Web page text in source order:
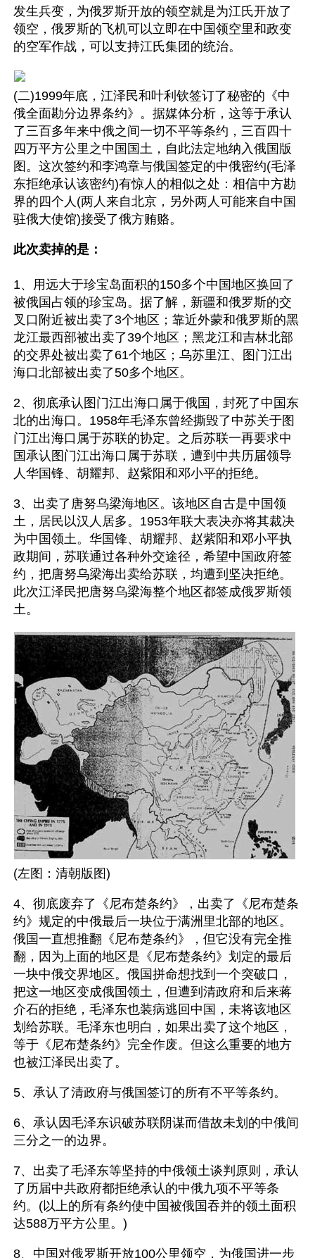
发生兵变，为俄罗斯开放的领空就是为江氏开放了
领空，俄罗斯的飞机可以立即在中国领空里和政变
的空军作战，可以支持江氏集团的统治。
(二)1999年底，江泽民和叶利钦签订了秘密的《中
俄全面勘分边界条约》。据媒体分析，这等于承认
了三百多年来中俄之间一切不平等条约，三百四十
四万平方公里之中国国土，自此法定地纳入俄国版
图。这次签约和李鸿章与俄国签定的中俄密约(毛泽
东拒绝承认该密约)有惊人的相似之处：相信中方勘
界的四个人(两人来自北京，另外两人可能来自中国
驻俄大使馆)接受了俄方贿赂。
此次卖掉的是：
1、用远大于珍宝岛面积的150多个中国地区换回了
被俄国占领的珍宝岛。据了解，新疆和俄罗斯的交
叉口附近被出卖了3个地区；靠近外蒙和俄罗斯的黑
龙江最西部被出卖了39个地区；黑龙江和吉林北部
的交界处被出卖了61个地区；乌苏里江、图门江出
海口北部被出卖了50多个地区。
2、彻底承认图门江出海口属于俄国，封死了中国东
北的出海口。1958年毛泽东曾经撕毁了中苏关于图
门江出海口属于苏联的协定。之后苏联一再要求中
国承认图门江出海口属于苏联，遭到中共历届领导
人华国锋、胡耀邦、赵紫阳和邓小平的拒绝。
3、出卖了唐努乌梁海地区。该地区自古是中国领
土，居民以汉人居多。1953年联大表决亦将其裁决
为中国领土。华国锋、胡耀邦、赵紫阳和邓小平执
政期间，苏联通过各种外交途径，希望中国政府签
约，把唐努乌梁海出卖给苏联，均遭到坚决拒绝。
此次江泽民把唐努乌梁海整个地区都签成俄罗斯领
土。
(左图：清朝版图)
4、彻底废弃了《尼布楚条约》，出卖了《尼布楚条
约》规定的中俄最后一块位于满洲里北部的地区。
俄国一直想推翻《尼布楚条约》，但它没有完全推
翻，因为上面的地区是《尼布楚条约》划定的最后
一块中俄交界地区。俄国拼命想找到一个突破口，
把这一地区变成俄国领土，但遭到清政府和后来蒋
介石的拒绝，毛泽东也装病逃回中国，未将该地区
划给苏联。毛泽东也明白，如果出卖了这个地区，
等于《尼布楚条约》完全作废。但这么重要的地方
也被江泽民出卖了。
5、承认了清政府与俄国签订的所有不平等条约。
6、承认因毛泽东识破苏联阴谋而借故未划的中俄间
三分之一的边界。
7、出卖了毛泽东等坚持的中俄领土谈判原则，承认
了历届中共政府都拒绝承认的中俄九项不平等条
约。(以上的所有条约使中国被俄国吞并的领土面积
达588万平方公里。)
8、中国对俄罗斯开放100公里领空，为俄国进一步